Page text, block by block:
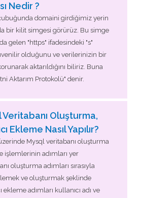
Nedir ?
çubuğunda domaini girdiğimiz yerin
bir kilit simgesi görürüz. Bu simge
gelen "https" ifadesindeki "s"
olduğunu ve verilerinizin bir
aktarıldığını biliriz. Buna
Aktarım Protokolü" denir.
Veritabanı Oluşturma,
Ekleme Nasıl Yapılır?
Mysql veritabanı oluşturma
işlemlerinin adımları yer
oluşturma adımları sırasıyla
ve oluşturmak şeklinde
adımları kullanıcı adı ve